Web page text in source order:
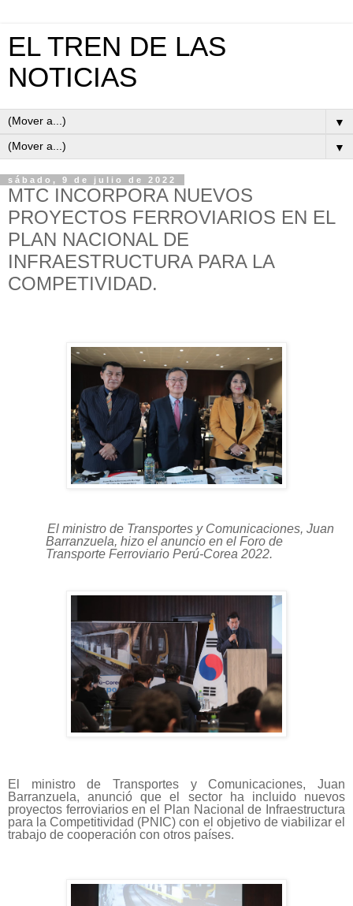
EL TREN DE LAS
NOTICIAS
▼
▼
sábado, 9 de julio de 2022
MTC INCORPORA NUEVOS
PROYECTOS FERROVIARIOS EN EL
PLAN NACIONAL DE
INFRAESTRUCTURA PARA LA
COMPETIVIDAD.
El ministro de Transportes y Comunicaciones, Juan
Barranzuela, hizo el anuncio en el Foro de
Transporte Ferroviario Perú-Corea 2022.
El ministro de Transportes y Comunicaciones, Juan
Barranzuela, anunció que el sector ha incluido nuevos
proyectos ferroviarios en el Plan Nacional de Infraestructura
para la Competitividad (PNIC) con el objetivo de viabilizar el
trabajo de cooperación con otros países.